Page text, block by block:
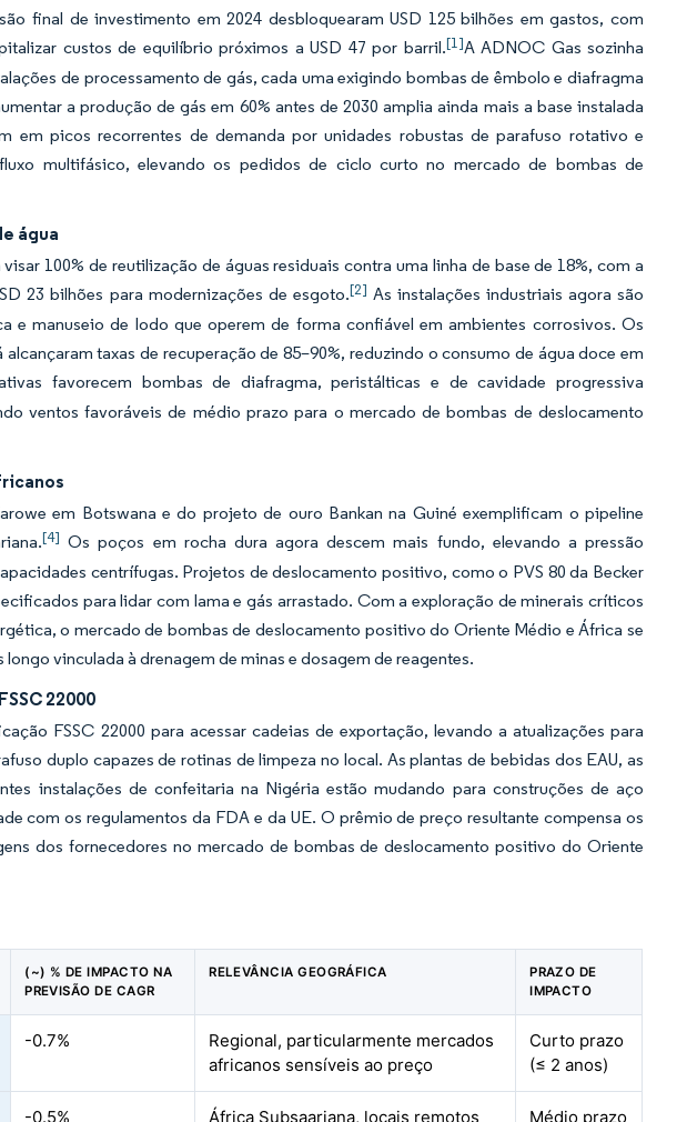
final de investimento em 2024 desbloquearam USD 125 bilhões em gastos, com
custos de equilíbrio próximos a USD 47 por barril.[1]A ADNOC Gas sozinha
de processamento de gás, cada uma exigindo bombas de êmbolo e diafragma
a produção de gás em 60% antes de 2030 amplia ainda mais a base instalada
em picos recorrentes de demanda por unidades robustas de parafuso rotativo e
multifásico, elevando os pedidos de ciclo curto no mercado de bombas de
água
100% de reutilização de águas residuais contra uma linha de base de 18%, com a
23 bilhões para modernizações de esgoto.[2] As instalações industriais agora são
e manuseio de lodo que operem de forma confiável em ambientes corrosivos. Os
taxas de recuperação de 85–90%, reduzindo o consumo de água doce em
favorecem bombas de diafragma, peristálticas e de cavidade progressiva
ventos favoráveis de médio prazo para o mercado de bombas de deslocamento
em Botswana e do projeto de ouro Bankan na Guiné exemplificam o pipeline
[4] Os poços em rocha dura agora descem mais fundo, elevando a pressão
centrífugas. Projetos de deslocamento positivo, como o PVS 80 da Becker
para lidar com lama e gás arrastado. Com a exploração de minerais críticos
o mercado de bombas de deslocamento positivo do Oriente Médio e África se
vinculada à drenagem de minas e dosagem de reagentes.
22000
FSSC 22000 para acessar cadeias de exportação, levando a atualizações para
duplo capazes de rotinas de limpeza no local. As plantas de bebidas dos EAU, as
instalações de confeitaria na Nigéria estão mudando para construções de aço
com os regulamentos da FDA e da UE. O prêmio de preço resultante compensa os
dos fornecedores no mercado de bombas de deslocamento positivo do Oriente
(~) % DE IMPACTO NA
PREVISÃO DE CAGR
RELEVÂNCIA GEOGRÁFICA
PRAZO DE
IMPACTO
-0.7%
Regional, particularmente mercados
africanos sensíveis ao preço
Curto prazo
(≤ 2 anos)
-0.5% África Subsaariana, locais remotos Médio prazo